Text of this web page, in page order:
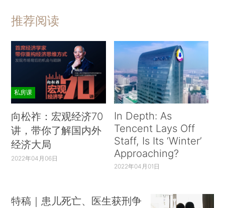
推荐阅读
私房课
向松祚：宏观经济70
讲，带你了解国内外
经济大局
2022年04月06日
In Depth: As
Tencent Lays Off
Staff, Is Its ‘Winter’
Approaching?
2022年04月01日
特稿｜患儿死亡、医生获刑争